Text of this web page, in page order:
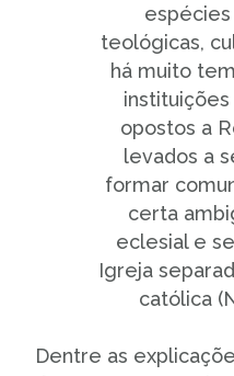
espécies
teológicas,
há muito
opostos a
levados a
formar
certa
eclesial e
Igreja
católica
Dentre as